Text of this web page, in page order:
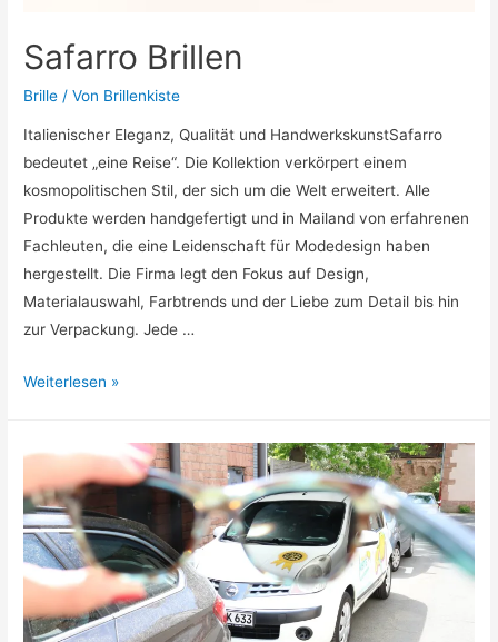
Safarro Brillen
Brille / Von Brillenkiste
Italienischer Eleganz, Qualität und HandwerkskunstSafarro
bedeutet „eine Reise“. Die Kollektion verkörpert einem
kosmopolitischen Stil, der sich um die Welt erweitert. Alle
Produkte werden handgefertigt und in Mailand von erfahrenen
Fachleuten, die eine Leidenschaft für Modedesign haben
hergestellt. Die Firma legt den Fokus auf Design,
Materialauswahl, Farbtrends und der Liebe zum Detail bis hin
zur Verpackung. Jede …
Safarro
Weiterlesen »